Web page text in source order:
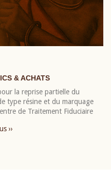
& ACHATS
la reprise partielle du
type résine et du marquage
de Traitement Fiduciaire
››